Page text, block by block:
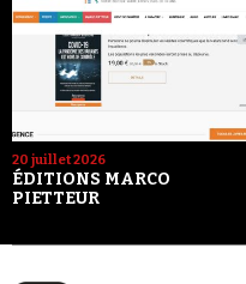
20 juillet 2026
ÉDITIONS MARCO
PIETTEUR